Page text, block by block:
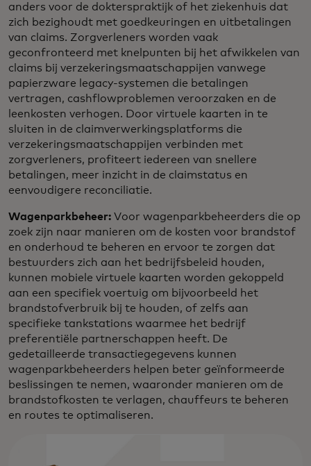
anders voor de dokterspraktijk of het ziekenhuis dat
zich bezighoudt met goedkeuringen en uitbetalingen
van claims. Zorgverleners worden vaak
geconfronteerd met knelpunten bij het afwikkelen van
claims bij verzekeringsmaatschappijen vanwege
papierzware legacy-systemen die betalingen
vertragen, cashflowproblemen veroorzaken en de
leenkosten verhogen. Door virtuele kaarten in te
sluiten in de claimverwerkingsplatforms die
verzekeringsmaatschappijen verbinden met
zorgverleners, profiteert iedereen van snellere
betalingen, meer inzicht in de claimstatus en
eenvoudigere reconciliatie.
Wagenparkbeheer: Voor wagenparkbeheerders die op
zoek zijn naar manieren om de kosten voor brandstof
en onderhoud te beheren en ervoor te zorgen dat
bestuurders zich aan het bedrijfsbeleid houden,
kunnen mobiele virtuele kaarten worden gekoppeld
aan een specifiek voertuig om bijvoorbeeld het
brandstofverbruik bij te houden, of zelfs aan
specifieke tankstations waarmee het bedrijf
preferentiële partnerschappen heeft. De
gedetailleerde transactiegegevens kunnen
wagenparkbeheerders helpen beter geïnformeerde
beslissingen te nemen, waaronder manieren om de
brandstofkosten te verlagen, chauffeurs te beheren
en routes te optimaliseren.